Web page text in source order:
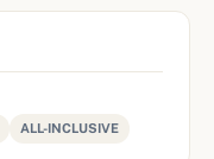
ALL-INCLUSIVE